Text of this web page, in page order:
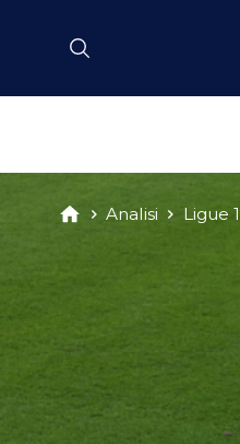
Analisi Ligue